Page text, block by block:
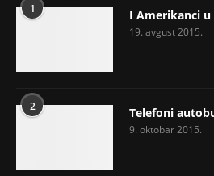
1 I Amerikanci
19. avgust 2015.
2 Telefoni
9. oktobar 2015.